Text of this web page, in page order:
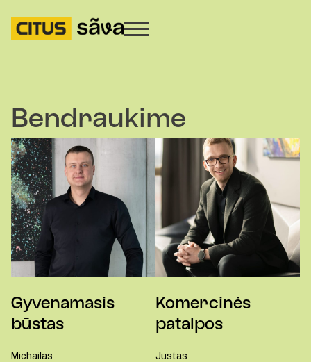
Bendraukime
Gyvenamasis
būstas
Michailas
Komercinės
patalpos
Justas